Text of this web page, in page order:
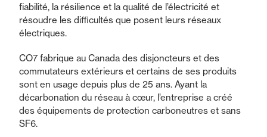
fiabilité, la résilience et la qualité de l’électricité et
résoudre les difficultés que posent leurs réseaux
électriques.
CO7 fabrique au Canada des disjoncteurs et des
commutateurs extérieurs et certains de ses produits
sont en usage depuis plus de 25 ans. Ayant la
décarbonation du réseau à cœur, l’entreprise a créé
des équipements de protection carboneutres et sans
SF6.